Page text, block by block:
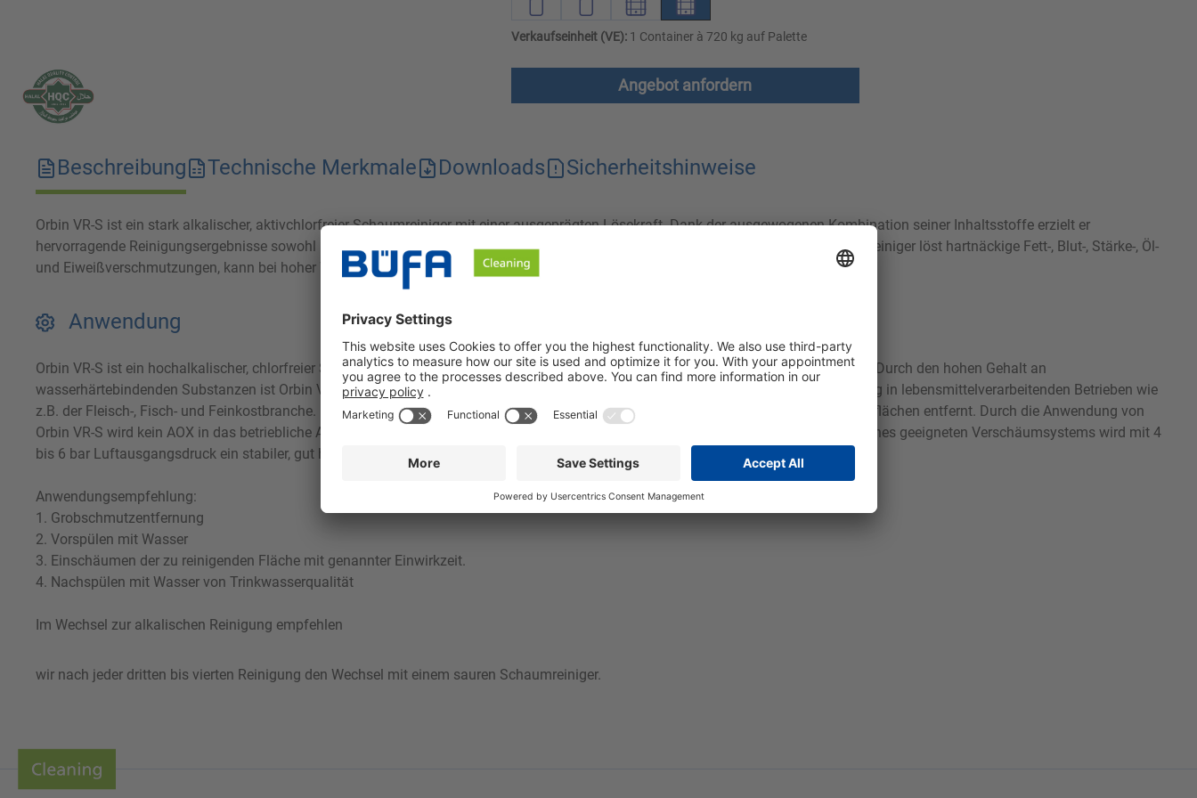
Verkaufseinheit (VE):1 Container à 720 kg auf Palette
Angebot anfordern
Beschreibung Technische Merkmale Downloads Sicherheitshinweise
Orbin VR-S ist ein stark alkalischer, aktivchlorfreier Schaumreiniger mit einer ausgeprägten Lösekraft. Dank der ausgewogenen Kombination seiner Inhaltsstoffe erzielt er
hervorragende Reinigungsergebnisse sowohl bei der manuellen Reinigung als auch bei der Verwendung in Verschäumsystemen. Der Reiniger löst hartnäckige Fett-, Blut-, Stärke-, Öl-
und Eiweißverschmutzungen, kann bei hoher Wasserhärte angewendet werden und ist chlorfrei.
Anwendung
Orbin VR-S ist ein hochalkalischer, chlorfreier Schaumreiniger mit ausgeprägter Reinigungskraft gegenüber starken Verschmutzungen. Durch den hohen Gehalt an
wasserhärtebindenden Substanzen ist Orbin VR-S auch bei höheren Härtegraden anwendbar. Orbin VR-S ist entwickelt für die Reinigung in lebensmittelverarbeitenden Betrieben wie
z.B. der Fleisch-, Fisch- und Feinkostbranche. Blut, Fett, Öl, Eiweiß und Ruß werden schnell und sicher von allen alkalibeständigen Oberflächen entfernt. Durch die Anwendung von
Orbin VR-S wird kein AOX in das betriebliche Abwasser eingeleitet. Orbin VR-S ist nicht auf Aluminium einsetzbar. Unter Verwendung eines geeigneten Verschäumsystems wird mit 4
bis 6 bar Luftausgangsdruck ein stabiler, gut haftender Schaum erzielt.
Anwendungsempfehlung:
1. Grobschmutzentfernung
2. Vorspülen mit Wasser
3. Einschäumen der zu reinigenden Fläche mit genannter Einwirkzeit.
4. Nachspülen mit Wasser von Trinkwasserqualität
Im Wechsel zur alkalischen Reinigung empfehlen
wir nach jeder dritten bis vierten Reinigung den Wechsel mit einem sauren Schaumreiniger.